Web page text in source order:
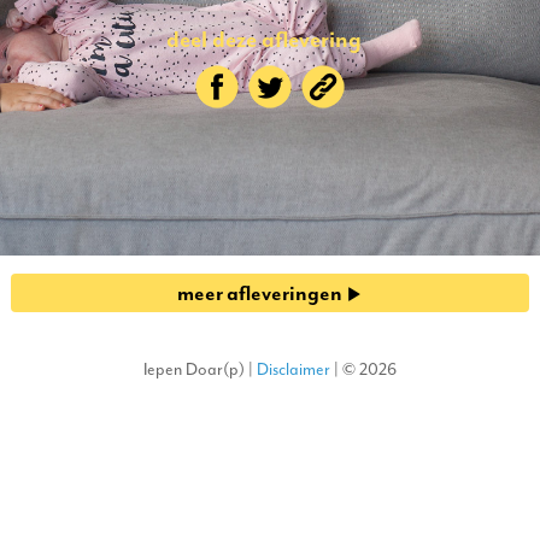
deel deze aflevering
meer afleveringen
Iepen Doar(p) | Disclaimer | © 2026